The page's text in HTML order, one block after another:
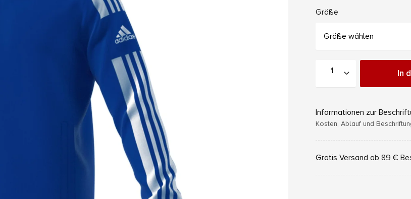
Größe
Größe wählen
In
Informationen zur
Kosten, Ablauf und
Gratis Versand ab 89 €